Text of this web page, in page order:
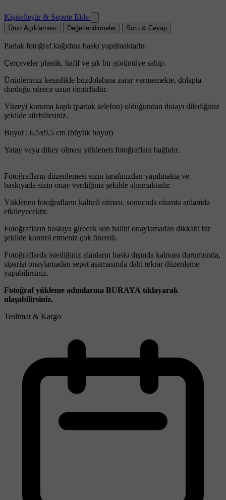
Kişiselleştir & Sepete Ekle
Ürün Açıklaması Değerlendirmeler Soru & Cevap
Parlak fotoğraf kağıdına baskı yapılmaktadır.
Çerçeveler plastik, hafif ve şık bir görüntüye sahip.
Ürünlerimiz kesinlikle buzdolabına zarar vermemekte, dolapta
durduğu sürece uzun ömürlüdür.
Yüzeyi koruma kaplı (parlak selefon) olduğundan dolayı dilediğiniz
şekilde silebilirsiniz.
Boyut : 6,5x9,5 cm (büyük boyut)
Yatay veya dikey olması yüklenen fotoğraflara bağlıdır.
Fotoğrafların düzenlemesi sizin tarafınızdan yapılmakta ve
baskıyada sizin onay verdiğiniz şekilde alınmaktadır.
Yüklenen fotoğrafların kaliteli olması, sonucuda olumlu anlamda
etkileyecektir.
Fotoğrafların baskıya girecek son halini onaylamadan dikkatli bir
şekilde kontrol etmeniz çok önemli.
Fotoğraflarda istediğiniz alanların baskı dışında kalması durumunda,
siparişi onaylamadan sepet aşamasında dahi tekrar düzenleme
yapabilirsiniz.
Fotoğraf yükleme adımlarına BURAYA tıklayarak
ulaşabilirsiniz.
Teslimat & Kargo